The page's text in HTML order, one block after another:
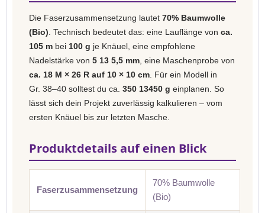
Die Faserzusammensetzung lautet 70% Baumwolle
(Bio) . Technisch bedeutet das: eine Lauflänge von ca.
105 m bei 100 g je Knäuel, eine empfohlene
Nadelstärke von 5 13 5,5 mm , eine Maschenprobe von
ca. 18 M × 26 R auf 10 × 10 cm . Für ein Modell in
Gr. 38–40 solltest du ca. 350 13450 g einplanen. So
lässt sich dein Projekt zuverlässig kalkulieren – vom
ersten Knäuel bis zur letzten Masche.
Produktdetails auf einen Blick
Faserzusammensetzung
70% Baumwolle
(Bio)